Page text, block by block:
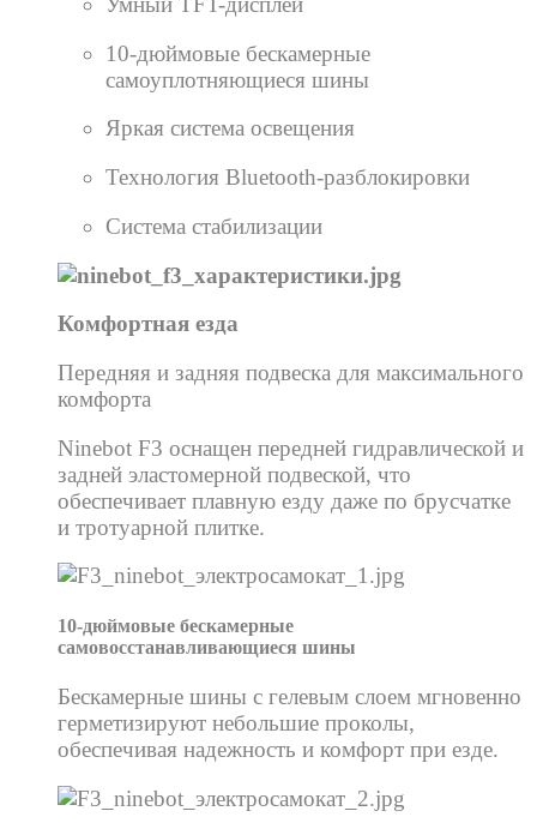
10-дюймовые бескамерные
самоуплотняющиеся шины
Яркая система освещения
Технология Bluetooth-разблокировки
Система стабилизации
Комфортная езда
Передняя и задняя подвеска для максимального
комфорта
Ninebot F3 оснащен передней гидравлической и
задней эластомерной подвеской, что
обеспечивает плавную езду даже по брусчатке
и тротуарной плитке.
10-дюймовые бескамерные
самовосстанавливающиеся шины
Бескамерные шины с гелевым слоем мгновенно
герметизируют небольшие проколы,
обеспечивая надежность и комфорт при езде.